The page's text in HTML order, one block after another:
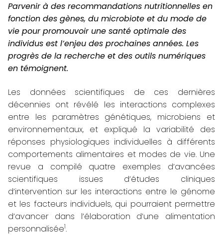
Parvenir à des recommandations nutritionnelles en
fonction des gènes, du microbiote et du mode de
vie pour promouvoir une santé optimale des
individus est l’enjeu des prochaines années. Les
progrès de la recherche et des outils numériques
en témoignent.
Les données scientifiques de ces dernières
décennies ont révélé les interactions complexes
entre les paramètres génétiques, microbiens et
environnementaux, et expliqué la variabilité des
réponses physiologiques individuelles à différents
comportements alimentaires et modes de vie. Une
revue a compilé quatre exemples d’avancées
scientifiques issues d’études cliniques
d’intervention sur les interactions entre le génome
et les facteurs individuels, qui pourraient permettre
d’avancer dans l’élaboration d’une alimentation
personnalisée1.